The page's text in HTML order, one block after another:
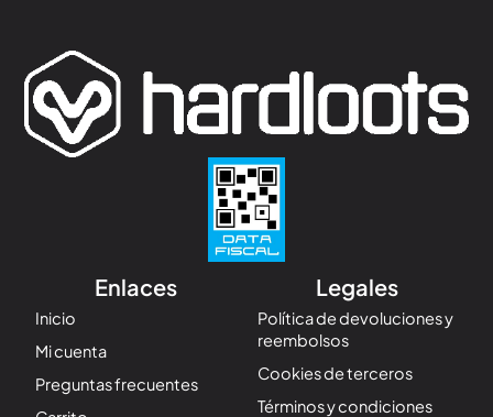
Enlaces
Inicio
Mi cuenta
Preguntas frecuentes
Legales
Política de devoluciones y
reembolsos
Cookies de terceros
Términos y condiciones